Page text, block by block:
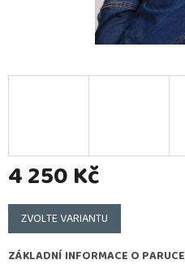
4 250 Kč
Měrná
cena:
ZVOLTE VARIANTU
ZÁKLADNÍ INFORMACE O PARUCE